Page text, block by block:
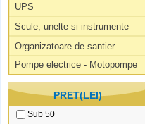
UPS
Scule, unelte si instrumente
Organizatoare de santier
Pompe electrice - Motopompe
PRET(LEI)
Sub 50